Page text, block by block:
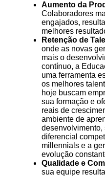
Aumento da
Colaboradores
engajados,
melhores
Retenção de
onde as novas
mais o
contínuo, a
uma ferramenta
os melhores
hoje buscam
sua formação e
reais de
ambiente de
desenvolvimento,
diferencial
millennials e a
evolução
Qualidade e
sua equipe